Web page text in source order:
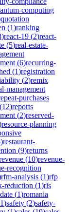
computing
quotation
(1)ranking
)react-19 (2)react-
(5)real-estate-
(6)recurring-
(1)registration
(2)remix
management
purchases
(12)reports
(2)reserved-
resource-planning
)restaurant-
(9)returns
(10)revenue-
recognition
rfm-analysis (1)rfp
reduction (1)rls
(1)romania
1)safety (2)safety-